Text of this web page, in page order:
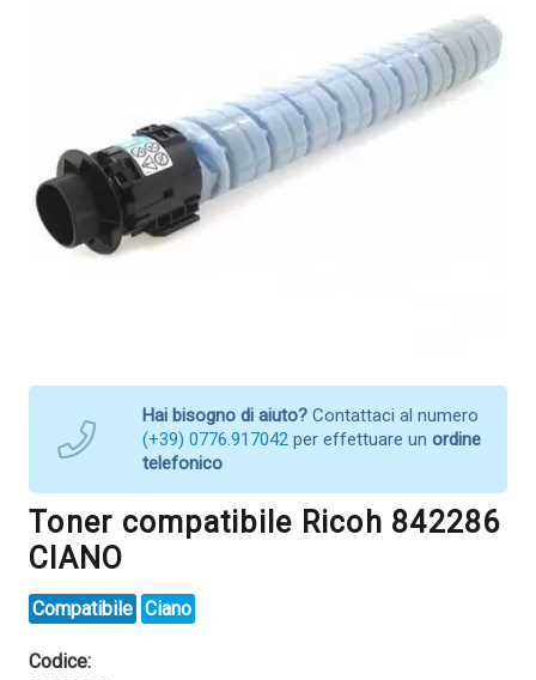
Hai bisogno di aiuto? Contattaci al numero
(+39) 0776.917042 per effettuare un ordine
telefonico
Toner compatibile Ricoh 842286
CIANO
Compatibile Ciano
Codice: